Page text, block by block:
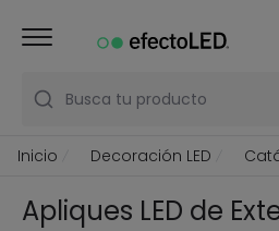
Busca tu producto
Inicio Decoración LED
Apliques LED de